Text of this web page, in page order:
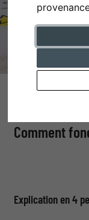
Comment
Explication en 4